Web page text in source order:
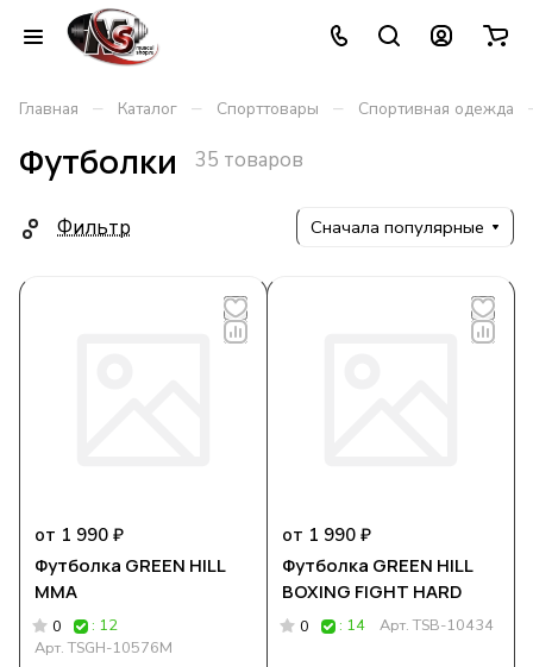
Главная – Каталог – Спорттовары – Спортивная одежда
Футболки 35 товаров
Фильтр Сначала популярные
от 1 990 ₽
Футболка GREEN HILL
ММА
0
: 12
Арт.TSGH-10576M
от 1 990 ₽
Футболка GREEN HILL
BOXING FIGHT HARD
0 : 14 Арт.TSB-10434